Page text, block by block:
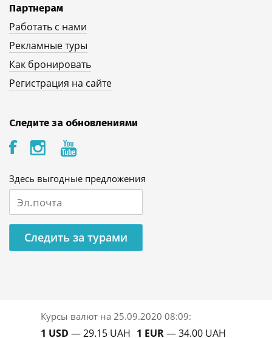
Партнерам
Работать с нами
Рекламные туры
Как бронировать
Регистрация на сайте
Следите за обновлениями
Здесь выгодные предложения
Следить за турами
Курсы валют на 25.09.2020 08:09:
1 USD — 29.15 UAH 1 EUR— 34.00 UAH